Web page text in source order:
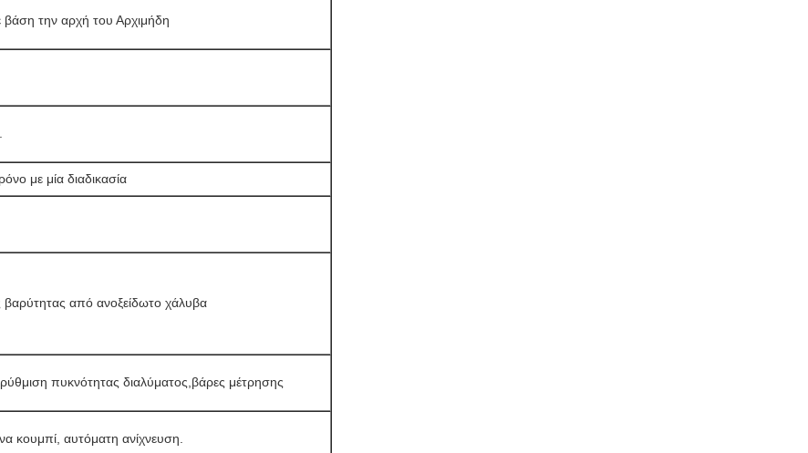
την αρχή του Αρχιμήδη
με μία διαδικασία
βαρύτητας από ανοξείδωτο χάλυβα
πυκνότητας διαλύματος,βάρες μέτρησης
κουμπί, αυτόματη ανίχνευση.